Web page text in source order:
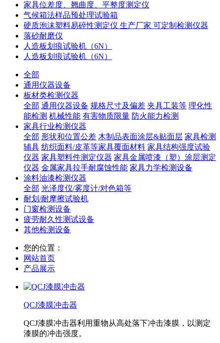
家具位差度、翘曲度、平整度测定仪
气候箱法样品预处理试验箱
硬质泡沫塑料易碎性测定仪 生产厂家 可定制检测仪器
落砂耐磨仪
人造板划痕试验机（6N）
人造板划痕试验机（6N）
全部
通用仪器设备
板材类检测仪器
全部 通用仪器设备 规格尺寸及偏差 夹具工装等 理化性
能检测 机械性能 有害物质限量 防火能力检测
家具行业检测仪器
全部 形状和位置公差 木制品表面涂层&贴面层 家具检测
辅具 纺织面料/皮革等家具覆面材料 家具结构强度试验
仪器 家具塑料件测定仪器 家具金属喷漆（塑）涂层测定
仪器 金属家具拉手耐腐蚀性能 家具力学检测设备
涂料油漆检测仪器
全部 光泽度仪/雾度计/对色箱等
耐划/耐摩擦试验机
门窗检测设备
疲劳耐久性测试设备
其他检测设备
您的位置：
网站首页
产品展示
QCJ漆膜冲击器
QCJ漆膜冲击器利用重物从高处落下冲击漆膜，以测定
漆膜的冲击强度。